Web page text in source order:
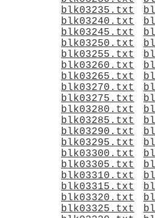
blk03235.txt
blk03240.txt
blk03245.txt
blk03250.txt
blk03255.txt
blk03260.txt
blk03265.txt
blk03270.txt
blk03275.txt
blk03280.txt
blk03285.txt
blk03290.txt
blk03295.txt
blk03300.txt
blk03305.txt
blk03310.txt
blk03315.txt
blk03320.txt
blk03325.txt